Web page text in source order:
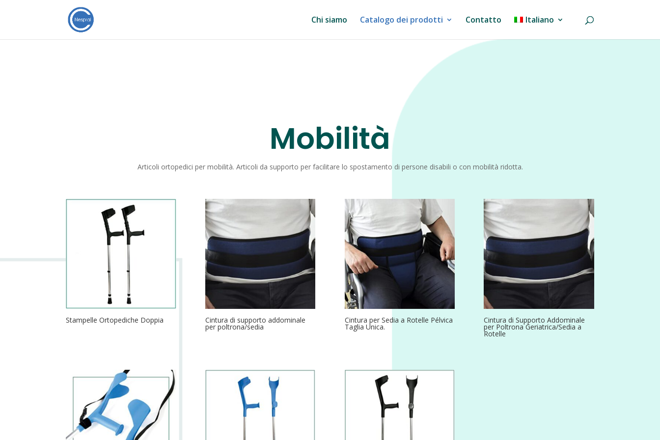
Chi siamo Catalogo dei prodotti Contatto Italiano
Mobilità
Articoli ortopedici per mobilità. Articoli da supporto per facilitare lo spostamento di persone disabili o con mobilità ridotta.
Stampelle Ortopediche Doppia Cintura di supporto addominale
per poltrona/sedia
Cintura per Sedia a Rotelle Pélvica
Taglia Unica.
Cintura di Supporto Addominale
per Poltrona Geriatrica/Sedia a
Rotelle